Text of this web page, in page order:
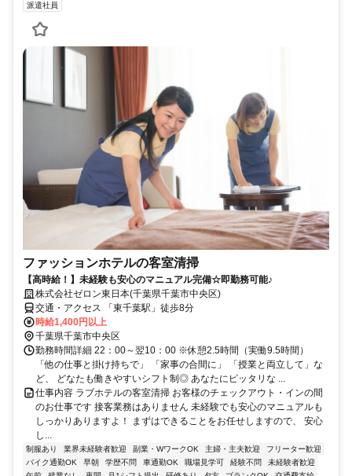
派遣社員
ファッションホテルの客室清掃
【高時給！】未経験も安心のマニュアル完備☆即勤務可能♪
株式会社ゼロン東日本(千葉県千葉市中央区)
交通・アクセス 「東千葉駅」徒歩8分
時給1,400円以上
千葉県千葉市中央区
勤務時間詳細 22：00～翌10：00 ※休憩2.5時間（実働9.5時間）
「他の仕事と掛け持ちで」 「家事の合間に」 「授業と両立して」な
ど、 どなたも働きやすいシフト制◎ あなたにピッタリな ...
仕事内容 ラブホテルの客室清掃 お客様のチェックアウト・インの間
のお仕事です 接客業務はありません 未経験でも安心のマニュアルも
しっかりありますよ！ まずはできることをお任せしますので、 安心
し...
制服あり 業界未経験者歓迎 副業・WワークOK 主婦・主夫歓迎
フリーター歓迎
バイク通勤OK
早朝 学歴不問 車通勤OK 職場見学可 経験不問
未経験者歓迎